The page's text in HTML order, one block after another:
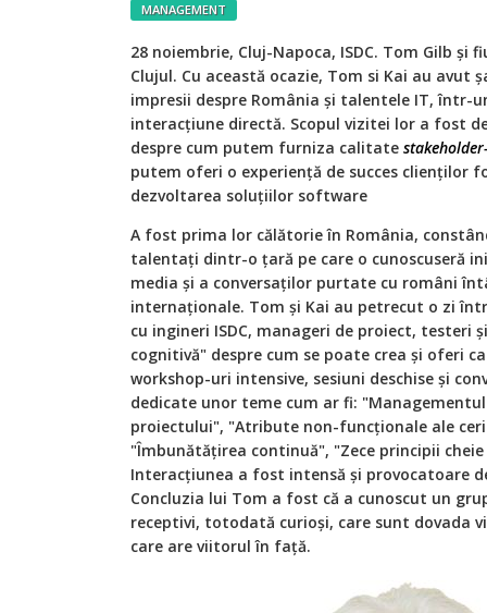
MANAGEMENT
28 noiembrie, Cluj-Napoca, ISDC. Tom Gilb și
Clujul. Cu această ocazie, Tom si Kai au avut
impresii despre România și talentele IT, într-
interacțiune directă. Scopul vizitei lor a fost
despre cum putem furniza calitate stakeholder-
putem oferi o experiență de succes clienților
dezvoltarea soluțiilor software
A fost prima lor călătorie în România,
talentați dintr-o țară pe care o cunoscuseră
media și a conversaților purtate cu români
internaționale. Tom și Kai au petrecut o zi
cu ingineri ISDC, manageri de proiect,
cognitivă" despre cum se poate crea și oferi
workshop-uri intensive, sesiuni deschise și
dedicate unor teme cum ar fi:
proiectului", "Atribute non-funcționale ale
"Îmbunătățirea continuă", "Zece principii
Interacțiunea a fost intensă și provocatoare
Concluzia lui Tom a fost că a cunoscut un
receptivi, totodată curioși, care sunt dovada
care are viitorul în față.